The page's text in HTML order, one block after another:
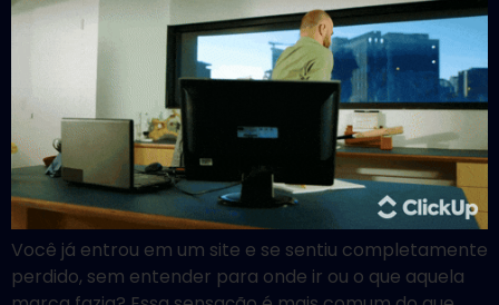
Você já entrou em um site e se sentiu completamente
perdido, sem entender para onde ir ou o que aquela